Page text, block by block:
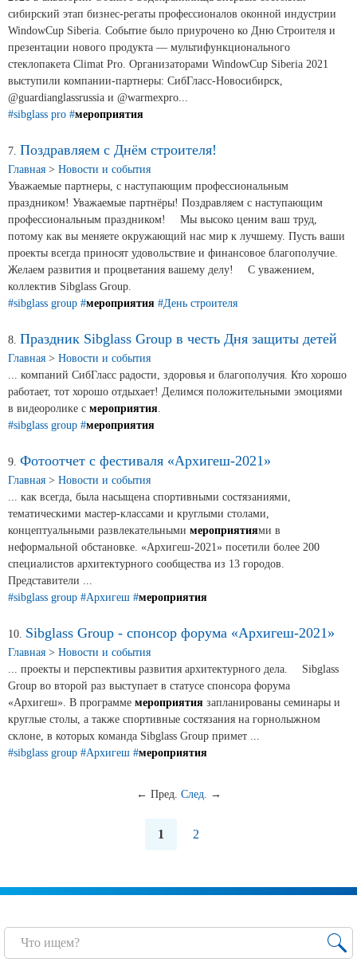
сибирский этап бизнес-регаты профессионалов оконной индустрии
WindowCup Siberia. Событие было приурочено ко Дню Строителя и
презентации нового продукта ― мультифункционального
стеклопакета Climat Pro. Организаторами WindowCup Siberia 2021
выступили компании-партнеры: СибГласс-Новосибирск,
@guardianglassrussia и @warmexpro...
#sibglass pro #мероприятия
7. Поздравляем с Днём строителя!
Главная > Новости и события
Уважаемые партнеры, с наступающим профессиональным
праздником! Уважаемые партнёры! Поздравляем с наступающим
профессиональным праздником! ⠀ Мы высоко ценим ваш труд,
потому как вы меняете окружающий нас мир к лучшему. Пусть ваши
проекты всегда приносят удовольствие и финансовое благополучие.
Желаем развития и процветания вашему делу! ⠀ С уважением,
коллектив Sibglass Group.
#sibglass group #мероприятия #День строителя
8. Праздник Sibglass Group в честь Дня защиты детей
Главная > Новости и события
... компаний СибГласс радости, здоровья и благополучия. Кто хорошо
работает, тот хорошо отдыхает! Делимся положительными эмоциями
в видеоролике с мероприятия.
#sibglass group #мероприятия
9. Фотоотчет с фестиваля «Архигеш-2021»
Главная > Новости и события
... как всегда, была насыщена спортивными состязаниями,
тематическими мастер-классами и круглыми столами,
концептуальными развлекательными мероприятиями в
неформальной обстановке. «Архигеш-2021» посетили более 200
специалистов архитектурного сообщества из 13 городов.
Представители ...
#sibglass group #Архигеш #мероприятия
10. Sibglass Group - спонсор форума «Архигеш-2021»
Главная > Новости и события
... проекты и перспективы развития архитектурного дела. ⠀ Sibglass
Group во второй раз выступает в статусе спонсора форума
«Архигеш». В программе мероприятия запланированы семинары и
круглые столы, а также спортивные состязания на горнолыжном
склоне, в которых команда Sibglass Group примет ...
#sibglass group #Архигеш #мероприятия
← Пред. След. →
1 2